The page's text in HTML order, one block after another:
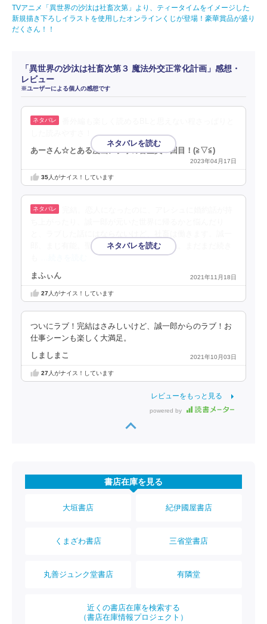
TVアニメ「異世界の沙汰は社畜次第」より、ティータイムをイメージした
新規描き下ろしイラストを使用したオンラインくじが登場！豪華賞品が盛り
だくさん！！
「異世界の沙汰は社畜次第３ 魔法外交正常化計画」感想・
レビュー
※ユーザーによる個人の感想です
あーさん☆とある漫画アプリの審査員３回目！(⁠≧⁠▽⁠≦⁠)
2023年04月17日
35人がナイス！しています
郎、まじ有能。聖女より役に立ってるよね。まだまだ続き
まふぃん 2021年11月18日
27人がナイス！しています
ついにラブ！完結はさみしいけど、誠一郎からのラブ！お
仕事シーンも楽しく大満足。
しましまこ 2021年10月03日
27人がナイス！しています
レビューをもっと見る
powered by
書店在庫を見る
大垣書店 紀伊國屋書店
くまざわ書店 三省堂書店
丸善ジュンク堂書店 有隣堂
近くの書店在庫を検索する
（書店在庫情報プロジェクト）